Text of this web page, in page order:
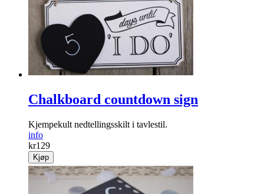
Chalkboard countdown sign
Kjempekult nedtellingsskilt i tavlestil.
info
kr129
Kjøp